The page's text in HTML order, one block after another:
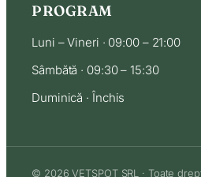
PROGRAM
Luni – Vineri · 09:00 – 21:00
Sâmbătă · 09:30 – 15:30
Duminică · Închis
© 2026 VETSPOT SRL · Toate